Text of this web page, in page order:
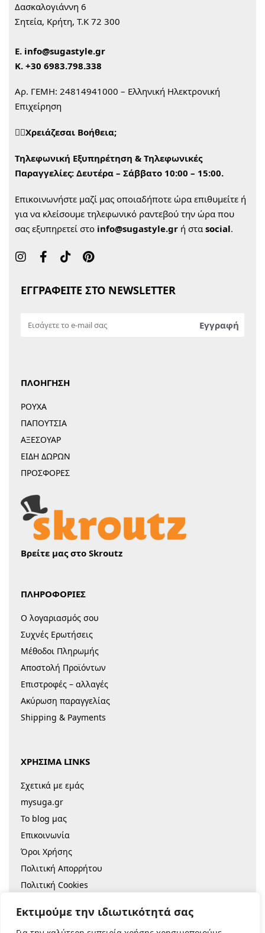
Εκτιμούμε την ιδιωτικότητά σας
Δασκαλογιάννη 6
Σητεία, Κρήτη, Τ.Κ 72 300
Ε. info@sugastyle.gr
Κ. +30 6983.798.338
Αρ. ΓΕΜΗ: 24814941000 – Ελληνική Ηλεκτρονική
Επιχείρηση
🙋‍♀️Χρειάζεσαι Βοήθεια;
Τηλεφωνική Εξυπηρέτηση & Τηλεφωνικές
Παραγγελίες: Δευτέρα – Σάββατο 10:00 – 15:00.
Επικοινωνήστε μαζί μας οποιαδήποτε ώρα επιθυμείτε ή
για να κλείσουμε τηλεφωνικό ραντεβού την ώρα που
σας εξυπηρετεί στο info@sugastyle.gr ή στα social.
ΕΓΓΡΑΦΕΙΤΕ ΣΤΟ NEWSLETTER
ΠΛΟΗΓΗΣΗ
ΡΟΥΧΑ
ΠΑΠΟΥΤΣΙΑ
ΑΞΕΣΟΥΑΡ
ΕΙΔΗ ΔΩΡΩΝ
ΠΡΟΣΦΟΡΕΣ
Βρείτε μας στο Skroutz
ΠΛΗΡΟΦΟΡΙΕΣ
Ο λογαριασμός σου
Συχνές Ερωτήσεις
Μέθοδοι Πληρωμής
Αποστολή Προϊόντων
Επιστροφές – αλλαγές
Ακύρωση παραγγελίας
Shipping & Payments
ΧΡΗΣΙΜΑ LINKS
Σχετικά με εμάς
mysuga.gr
Το blog μας
Επικοινωνία
Όροι Χρήσης
Πολιτική Απορρήτου
Πολιτική Cookies